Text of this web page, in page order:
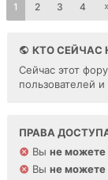
1 2 3 4
КТО СЕЙЧАС
Сейчас этот
пользователей и
ПРАВА
Вы не можете
Вы не можете